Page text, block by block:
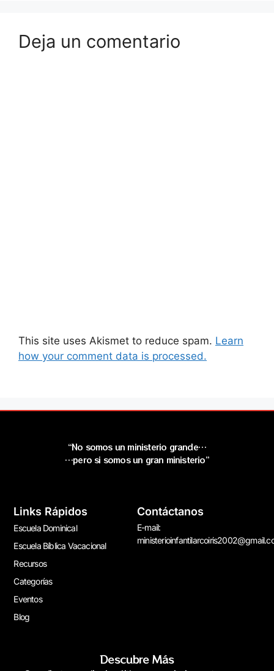
Deja un comentario
This site uses Akismet to reduce spam. Learn
how your comment data is processed.
“No somos un ministerio grande…
…pero si somos un gran ministerio”
Links Rápidos
Escuela Dominical
Escuela Bíblica Vacacional
Recursos
Categorías
Eventos
Blog
Contáctanos
E-mail:
Descubre Más